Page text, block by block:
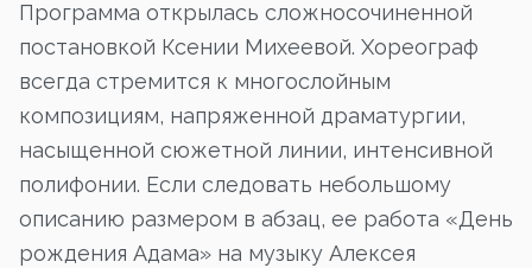
Программа открылась сложносочиненной
постановкой Ксении Михеевой. Хореограф
всегда стремится к многослойным
композициям, напряженной драматургии,
насыщенной сюжетной линии, интенсивной
полифонии. Если следовать небольшому
описанию размером в абзац, ее работа «День
рождения Адама» на музыку Алексея